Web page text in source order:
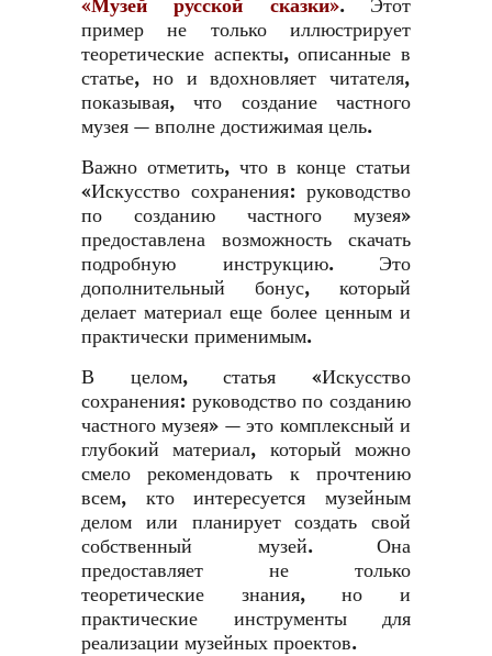
«Музей русской сказки». Этот
пример не только иллюстрирует
теоретические аспекты, описанные в
статье, но и вдохновляет читателя,
показывая, что создание частного
музея — вполне достижимая цель.
Важно отметить, что в конце статьи
«Искусство сохранения: руководство
по созданию частного музея»
предоставлена возможность скачать
подробную инструкцию. Это
дополнительный бонус, который
делает материал еще более ценным и
практически применимым.
В целом, статья «Искусство
сохранения: руководство по созданию
частного музея» — это комплексный и
глубокий материал, который можно
смело рекомендовать к прочтению
всем, кто интересуется музейным
делом или планирует создать свой
собственный музей. Она
предоставляет не только
теоретические знания, но и
практические инструменты для
реализации музейных проектов.